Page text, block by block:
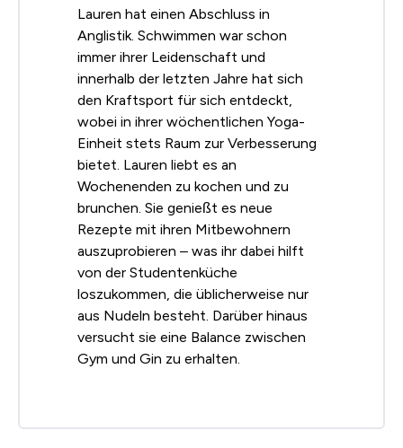
Lauren hat einen Abschluss in
Anglistik. Schwimmen war schon
immer ihrer Leidenschaft und
innerhalb der letzten Jahre hat sich
den Kraftsport für sich entdeckt,
wobei in ihrer wöchentlichen Yoga-
Einheit stets Raum zur Verbesserung
bietet. Lauren liebt es an
Wochenenden zu kochen und zu
brunchen. Sie genießt es neue
Rezepte mit ihren Mitbewohnern
auszuprobieren – was ihr dabei hilft
von der Studentenküche
loszukommen, die üblicherweise nur
aus Nudeln besteht. Darüber hinaus
versucht sie eine Balance zwischen
Gym und Gin zu erhalten.